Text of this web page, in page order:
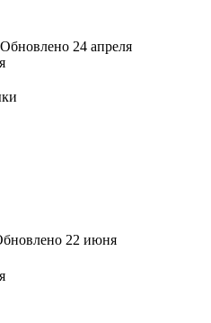
Обновлено 24 апреля
22 июня